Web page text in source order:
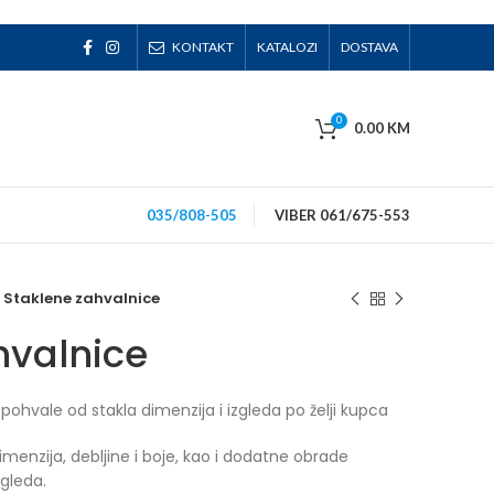
KONTAKT KATALOZI DOSTAVA
0 0.00 KM
035/808-505 VIBER 061/675-553
Staklene zahvalnice
od stakla dimenzija i izgleda po želji kupca
debljine i boje, kao i dodatne obrade